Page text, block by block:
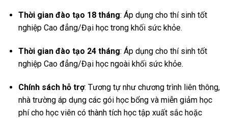
Thời gian đào tạo 18 tháng: Áp dụng cho thí sinh tốt
nghiệp Cao đẳng/Đại học trong khối sức khỏe.
Thời gian đào tạo 24 tháng: Áp dụng cho thí sinh tốt
nghiệp Cao đẳng/Đại học ngoài khối sức khỏe.
Chính sách hỗ trợ: Tương tự như chương trình liên thông,
nhà trường áp dụng các gói học bổng và miễn giảm học
phí cho học viên có thành tích học tập xuất sắc hoặc